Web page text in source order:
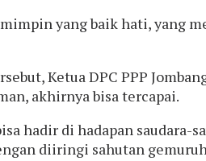
yang baik hati, yang
Ketua DPC PPP
akhirnya bisa tercapai.
hadir di hadapan saudara-
diiringi sahutan